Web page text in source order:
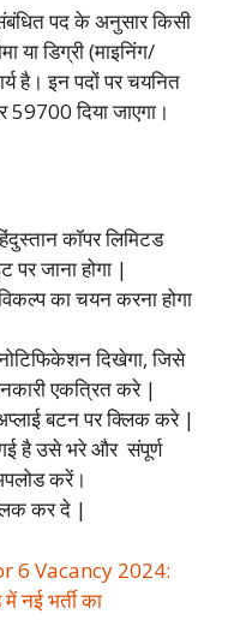
पद के अनुसार किसी
या डिग्री (माइनिंग/
है। इन पदों पर चयनित
दिया जाएगा।
कॉपर लिमिटड
पर जाना होगा |
का चयन करना होगा
दिखेगा, जिसे
एकत्रित करे |
बटन पर क्लिक करे |
है उसे भरे और संपूर्ण
करें।
कर दे |
6 Vacancy 2024:
नई भर्ती का